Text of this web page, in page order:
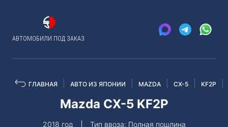
АВТОМОБИЛИ ПОД ЗАКАЗ
ГЛАВНАЯ АВТО ИЗ ЯПОНИИ MAZDA CX-5 KF2P
Mazda CX-5 KF2P
2018 год Тип ввоза: Полная пошлина